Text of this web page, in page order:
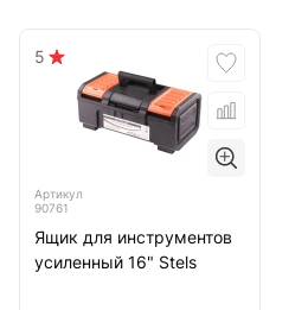
5
Артикул
90761
Ящик для инструментов
усиленный 16" Stels